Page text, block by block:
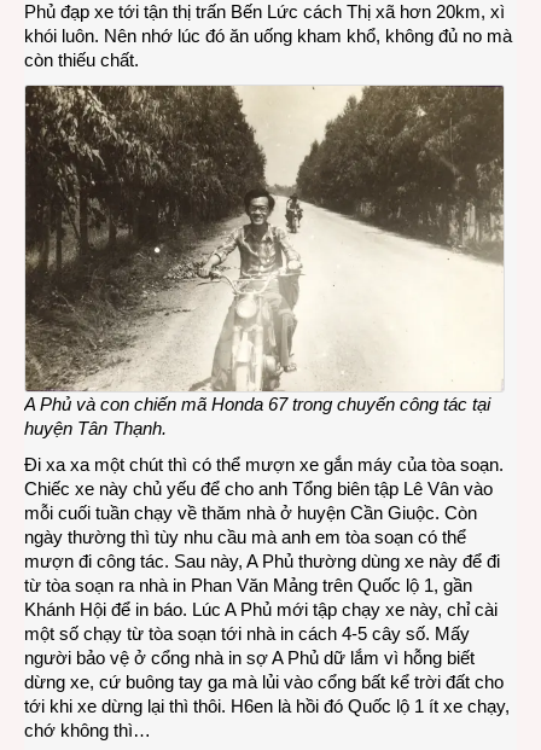
1980
Phủ đạp xe tới tận thị trấn Bến Lức cách Thị xã hơn 20km, xì
khói luôn. Nên nhớ lúc đó ăn uống kham khổ, không đủ no mà
còn thiếu chất.
A Phủ và con chiến mã Honda 67 trong chuyến công tác tại
huyện Tân Thạnh.
Đi xa xa một chút thì có thể mượn xe gắn máy của tòa soạn.
Chiếc xe này chủ yếu để cho anh Tổng biên tập Lê Vân vào
mỗi cuối tuần chạy về thăm nhà ở huyện Cần Giuộc. Còn
ngày thường thì tùy nhu cầu mà anh em tòa soạn có thể
mượn đi công tác. Sau này, A Phủ thường dùng xe này để đi
từ tòa soạn ra nhà in Phan Văn Mảng trên Quốc lộ 1, gần
Khánh Hội để in báo. Lúc A Phủ mới tập chạy xe này, chỉ cài
một số chạy từ tòa soạn tới nhà in cách 4-5 cây số. Mấy
người bảo vệ ở cổng nhà in sợ A Phủ dữ lắm vì hỗng biết
dừng xe, cứ buông tay ga mà lủi vào cổng bất kể trời đất cho
tới khi xe dừng lại thì thôi. H6en là hồi đó Quốc lộ 1 ít xe chạy,
chớ không thì…